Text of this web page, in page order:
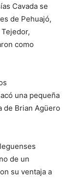
Cavada se
de Pehuajó,
como
una pequeña
de Brian Agüero
de un
su ventaja a